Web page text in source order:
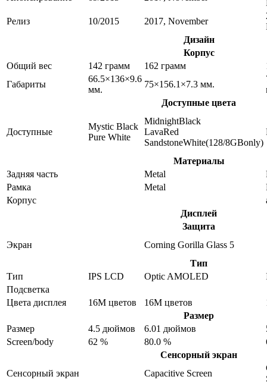
Релиз
10/2015 2017, November
Дизайн
Корпус
Общий вес
142 грамм 162 грамм
Габариты
66.5×136×9.6
мм.
75×156.1×7.3 мм.
Доступные цвета
Доступные
Mystic Black
Pure White
MidnightBlack
LavaRed
SandstoneWhite(128/8GBonly)
Материалы
Задняя часть
Metal
Рамка
Metal
Корпус
Дисплей
Защита
Экран
Corning Gorilla Glass 5
Тип
Тип
IPS LCD Optic AMOLED
Подсветка
Цвета дисплея
16M цветов 16M цветов
Размер
Размер
4.5 дюймов 6.01 дюймов
Screen/body
62 % 80.0 %
Сенсорный экран
Сенсорный экран
Capacitive Screen